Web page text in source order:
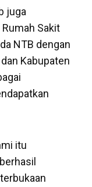
juga
Sakit
NTB dengan
Kabupaten
itu